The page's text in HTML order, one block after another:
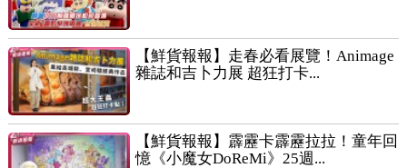
【鮮貨報報】走春必看展覽！Animage
雜誌和吉卜力展 超狂打卡...
【鮮貨報報】霹靂卡霹靂拉拉！童年回
憶《小魔女DoReMi》25週...